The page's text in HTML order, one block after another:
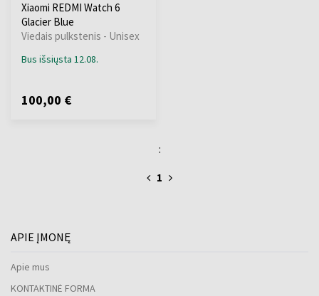
Xiaomi REDMI Watch 6
Glacier Blue
Viedais pulkstenis - Unisex
Bus išsiųsta 12.08.
100,00 €
:
1
APIE ĮMONĘ
Apie mus
KONTAKTINĖ FORMA